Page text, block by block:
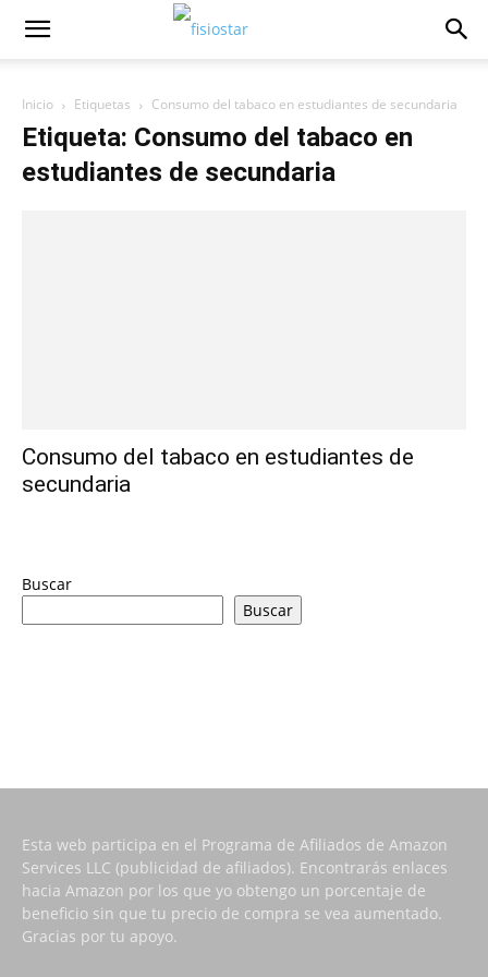
Inicio Etiquetas Consumo del tabaco en estudiantes de secundaria
Etiqueta: Consumo del tabaco en
estudiantes de secundaria
Consumo del tabaco en estudiantes de
secundaria
Buscar
Buscar
Esta web participa en el Programa de Afiliados de Amazon
Services LLC (publicidad de afiliados). Encontrarás enlaces
hacia Amazon por los que yo obtengo un porcentaje de
beneficio sin que tu precio de compra se vea aumentado.
Gracias por tu apoyo.